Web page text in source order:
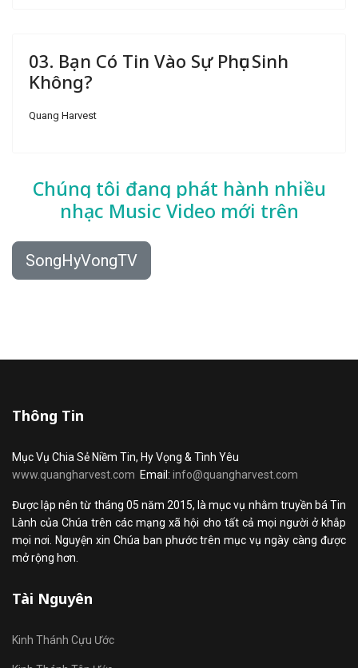
03. Bạn Có Tin Vào Sự Phục Sinh
Không?
Quang Harvest
Chúng tôi đang phát hành nhiều
nhạc Music Video mới trên
SongHyVongTV
Thông Tin
Mục Vụ Chia Sẻ Niềm Tin, Hy Vọng & Tình Yêu
www.quangharvest.com Email: info@quangharvest.com
Được lập nên từ tháng 05 năm 2015, là mục vụ nhằm truyền bá Tin
Lành của Chúa trên các mạng xã hội cho tất cả mọi người ở khắp
mọi nơi. Nguyện xin Chúa ban phước trên mục vụ ngày càng được
mở rộng hơn.
Tài Nguyên
Kinh Thánh Cựu Ước